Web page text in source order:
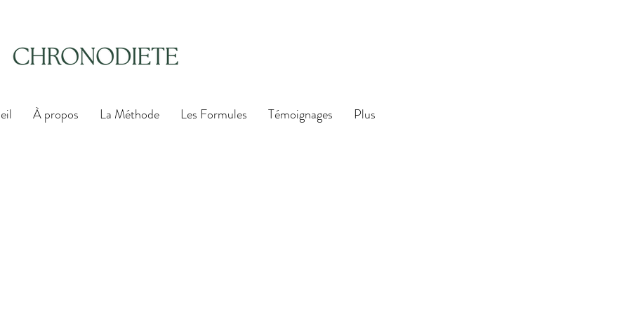
À propos La Méthode Les Formules Témoignages Plus